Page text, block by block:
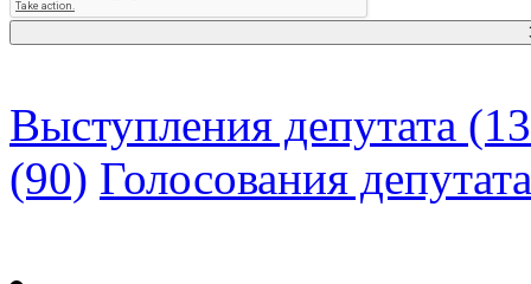
Выступления депутата
(90) Голосования депутата